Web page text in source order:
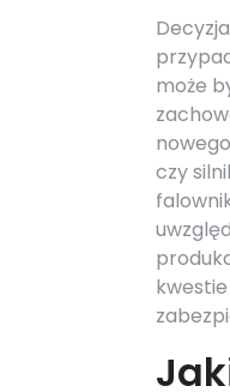
może
czy